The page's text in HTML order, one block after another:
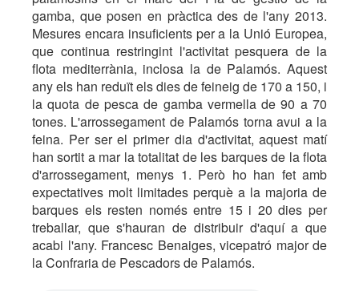
gamba, que posen en pràctica des de l'any 2013.
Mesures encara insuficients per a la Unió Europea,
que continua restringint l'activitat pesquera de la
flota mediterrània, inclosa la de Palamós. Aquest
any els han reduït els dies de feineig de 170 a 150, i
la quota de pesca de gamba vermella de 90 a 70
tones. L'arrossegament de Palamós torna avui a la
feina. Per ser el primer dia d'activitat, aquest matí
han sortit a mar la totalitat de les barques de la flota
d'arrossegament, menys 1. Però ho han fet amb
expectatives molt limitades perquè a la majoria de
barques els resten només entre 15 i 20 dies per
treballar, que s'hauran de distribuir d'aquí a que
acabi l'any. Francesc Benaiges, vicepatró major de
la Confraria de Pescadors de Palamós.